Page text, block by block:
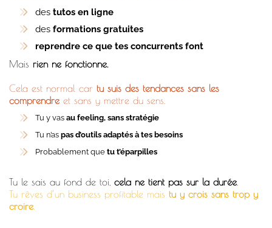
des tutos en ligne
des formations gratuites
reprendre ce que tes concurrents font
Mais rien ne fonctionne.
Cela est normal car tu suis des tendances sans les
comprendre et sans y mettre du sens.
Tu y vas au feeling, sans stratégie
Tu n’as pas d’outils adaptés à tes besoins
Probablement que tu t’éparpilles
Tu le sais au fond de toi, cela ne tient pas sur la durée
Tu rêves d’un business profitable mais tu y crois sans trop y
croire